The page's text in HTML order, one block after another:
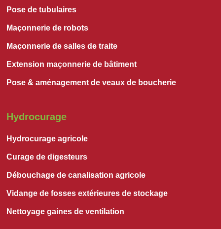
Pose de tubulaires
Maçonnerie de robots
Maçonnerie de salles de traite
Extension maçonnerie de bâtiment
Pose & aménagement de veaux de boucherie
Hydrocurage
Hydrocurage agricole
Curage de digesteurs
Débouchage de canalisation agricole
Vidange de fosses extérieures de stockage
Nettoyage gaines de ventilation